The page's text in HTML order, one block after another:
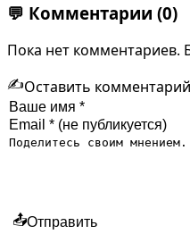
💬 Комментарии (0)
Пока нет комментариев.
✍️Оставить комментарий
📤Отправить